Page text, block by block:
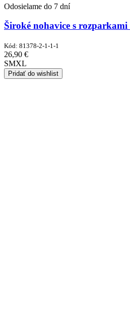
Odosielame do 7 dní
Široké nohavice s
Kód: 81378-2-1-1-1
26,90 €
SMXL
Pridať do wishlist